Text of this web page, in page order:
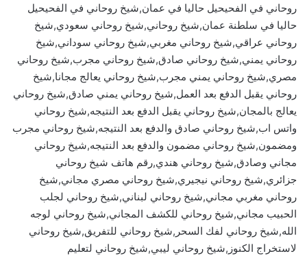
روحاني في الفحيحيل حاليا في عمان,شيخ روحاني في الفحيحيل
حاليا في سلطنة عمان,شيخ روحاني,شيخ روحاني سعودي,شيخ
روحاني عراقي,شيخ روحاني مغربي,شيخ روحاني سوداني,شيخ
روحاني يمني,شيخ روحاني صادق,شيخ روحاني مجرب,شيخ روحاني
مصري,شيخ روحاني يمني مجرب,شيخ روحاني يعالج مجانا,شيخ
روحاني يقبل الدفع بعد العمل,شيخ روحاني يمني صادق,شيخ روحاني
يعالج بالمجان,شيخ روحاني يقبل الدفع بعد النتيجه,شيخ روحاني
واتس اب,شيخ روحاني صادق والدفع بعد النتيجه,شيخ روحاني مجرب
ومضمون,شيخ روحاني مضمون والدفع بعد النتيجه,شيخ روحاني
مجاني وصادق,شيخ روحاني هندي,رقم هاتف شيخ روحاني
جزائري,شيخ روحاني نيجيري,شيخ روحاني مصري مجاني,شيخ
روحاني مغربي مجاني,شيخ روحاني لبناني,شيخ روحاني لجلب
الحبيب مجاني,شيخ روحاني للكشف المجاني,شيخ روحاني لوجه
الله,شيخ روحاني لفك السحر,شيخ روحاني للتفريق,شيخ روحاني
لاستخراج الكنوز,شيخ روحاني ليبي,شيخ روحاني لتعليم